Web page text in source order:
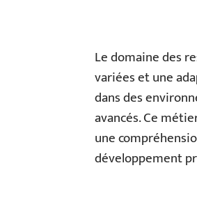
Le domaine des
variées et une
dans des
avancés. Ce
une
développement